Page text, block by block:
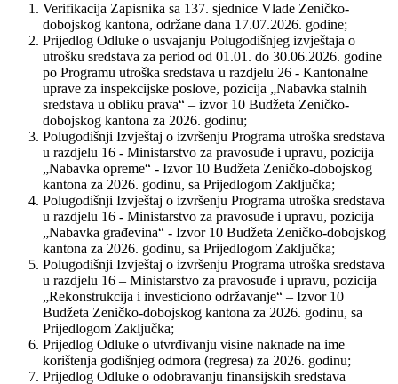
Verifikacija Zapisnika sa 137. sjednice Vlade Zeničko-
dobojskog kantona, održane dana 17.07.2026. godine;
Prijedlog Odluke o usvajanju Polugodišnjeg izvještaja o
utrošku sredstava za period od 01.01. do 30.06.2026. godine
po Programu utroška sredstava u razdjelu 26 - Kantonalne
uprave za inspekcijske poslove, pozicija „Nabavka stalnih
sredstava u obliku prava“ – izvor 10 Budžeta Zeničko-
dobojskog kantona za 2026. godinu;
Polugodišnji Izvještaj o izvršenju Programa utroška sredstava
u razdjelu 16 - Ministarstvo za pravosuđe i upravu, pozicija
„Nabavka opreme“ - Izvor 10 Budžeta Zeničko-dobojskog
kantona za 2026. godinu, sa Prijedlogom Zaključka;
Polugodišnji Izvještaj o izvršenju Programa utroška sredstava
u razdjelu 16 - Ministarstvo za pravosuđe i upravu, pozicija
„Nabavka građevina“ - Izvor 10 Budžeta Zeničko-dobojskog
kantona za 2026. godinu, sa Prijedlogom Zaključka;
Polugodišnji Izvještaj o izvršenju Programa utroška sredstava
u razdjelu 16 – Ministarstvo za pravosuđe i upravu, pozicija
„Rekonstrukcija i investiciono održavanje“ – Izvor 10
Budžeta Zeničko-dobojskog kantona za 2026. godinu, sa
Prijedlogom Zaključka;
Prijedlog Odluke o utvrđivanju visine naknade na ime
korištenja godišnjeg odmora (regresa) za 2026. godinu;
Prijedlog Odluke o odobravanju finansijskih sredstava